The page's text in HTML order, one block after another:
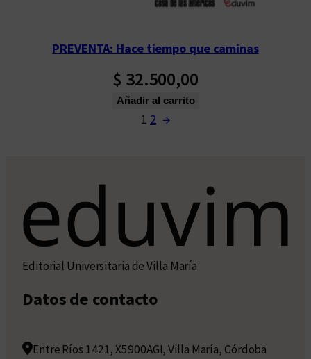
PREVENTA: Hace tiempo que caminas
$ 32.500,00
Añadir al carrito
1 2 →
Editorial Universitaria de Villa María
Datos de contacto
Entre Ríos 1421, X5900AGI, Villa María, Córdoba